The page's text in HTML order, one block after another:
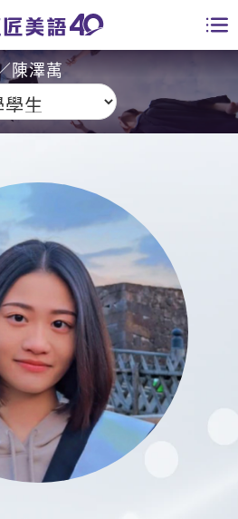
課程
學員專區
陳澤萭